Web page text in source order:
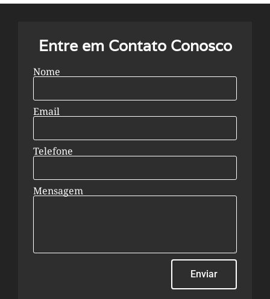
Entre em Contato Conosco
Nome
Email
Telefone
Mensagem
Enviar